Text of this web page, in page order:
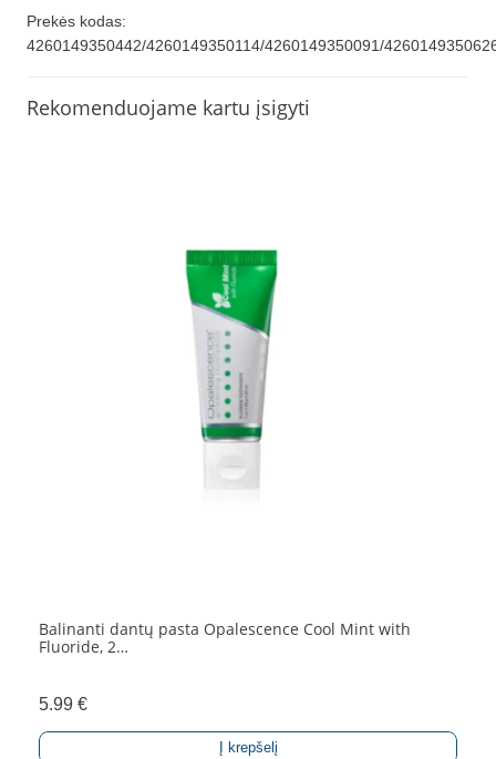
Rinkinys
nuo
jautrumo
Prekės kodas:
4260149350442/4260149350114/4260149350091/
Rekomenduojame kartu įsigyti
Balinanti dantų pasta Opalescence Cool Mint with
Fluoride, 2…
5.99 €
Į krepšelį